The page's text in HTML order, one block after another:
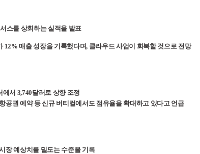
스를 상회하는 실적을 발표
매출 성장을 기록했다며, 클라우드 사업이 회복할 것으로 전망
서 3,740달러로 상향 조정
공권 예약 등 신규 버티컬에서도 점유율을 확대하고 있다고 언급
장 예상치를 밑도는 수준을 기록